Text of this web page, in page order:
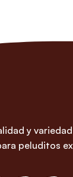
y
peluditos